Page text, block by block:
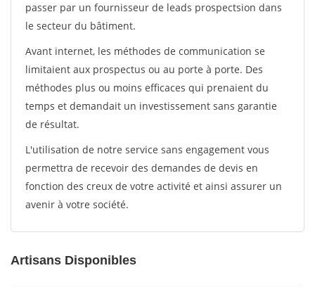
passer par un fournisseur de leads prospectsion dans
le secteur du bâtiment.
Avant internet, les méthodes de communication se
limitaient aux prospectus ou au porte à porte. Des
méthodes plus ou moins efficaces qui prenaient du
temps et demandait un investissement sans garantie
de résultat.
L'utilisation de notre service sans engagement vous
permettra de recevoir des demandes de devis en
fonction des creux de votre activité et ainsi assurer un
avenir à votre société.
Artisans Disponibles